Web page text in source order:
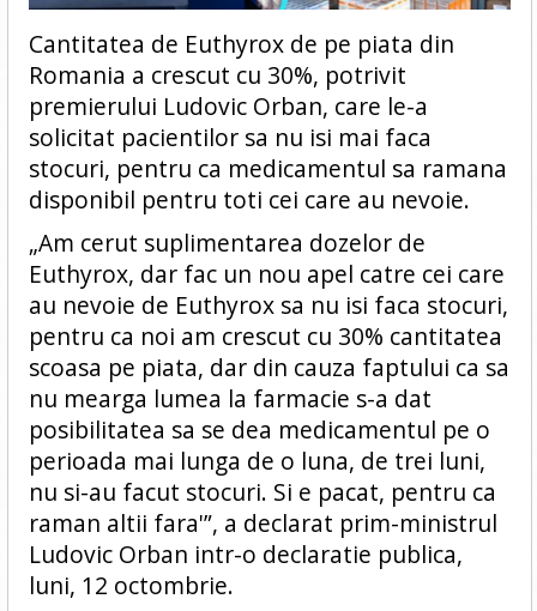
Cantitatea de Euthyrox de pe piata din
Romania a crescut cu 30%, potrivit
premierului Ludovic Orban, care le-a
solicitat pacientilor sa nu isi mai faca
stocuri, pentru ca medicamentul sa ramana
disponibil pentru toti cei care au nevoie.
„Am cerut suplimentarea dozelor de
Euthyrox, dar fac un nou apel catre cei care
au nevoie de Euthyrox sa nu isi faca stocuri,
pentru ca noi am crescut cu 30% cantitatea
scoasa pe piata, dar din cauza faptului ca sa
nu mearga lumea la farmacie s-a dat
posibilitatea sa se dea medicamentul pe o
perioada mai lunga de o luna, de trei luni,
nu si-au facut stocuri. Si e pacat, pentru ca
raman altii fara'”, a declarat prim-ministrul
Ludovic Orban intr-o declaratie publica,
luni, 12 octombrie.